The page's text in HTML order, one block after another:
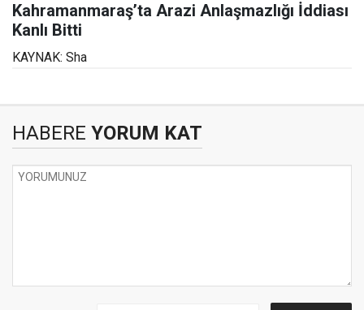
Kahramanmaraş’ta Arazi Anlaşmazlığı İddiası
Kanlı Bitti
KAYNAK: Sha
HABERE YORUM KAT